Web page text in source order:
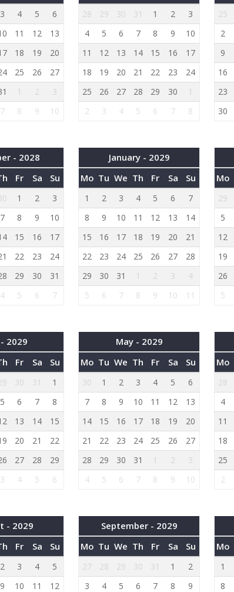
3 4 5
6
11 12
13
18 19
20
25 26
27
1 2
3
7 8 9 10
28 29 30 31 1 2
3
4
5 6 7 8 9
10
11
12 13 14 15 16
17
18
19 20 21 22 23
24
25
26 27 28 29 30
1
2
3 4 5 6 7 8
25
2
9
16
23
30
- 2028
Fr Sa Su
1 2
3
7 8 9
10
15 16
17
22 23
24
29 30
31
4 5 6 7
January - 2029
Mo Tu We Th Fr Sa Su
1 2 3 4 5 6
7
8
9 10 11 12 13
14
15
16 17 18 19 20
21
22
23 24 25 26 27
28
29
30 31 1 2 3
4
5
6 7 8 9 10 11
Mo
29
5
12
19
26
5
2029
Fr Sa Su
30 31
1
5 6 7
8
13 14
15
20 21
22
27 28
29
3 4 5 6
May - 2029
Mo Tu We Th Fr Sa Su
30 1 2 3 4 5
6
7
8 9 10 11 12
13
14
15 16 17 18 19
20
21
22 23 24 25 26
27
28
29 30 31 1 2
3
4
5 6 7 8 9 10
Mo
28
4
11
18
25
2
- 2029
Fr Sa Su
2 3 4
5
9 10 11 12
September - 2029
Mo Tu We Th Fr Sa Su
27 28 29 30 31 1
2
3
4 5 6 7 8 9
Mo
1
8